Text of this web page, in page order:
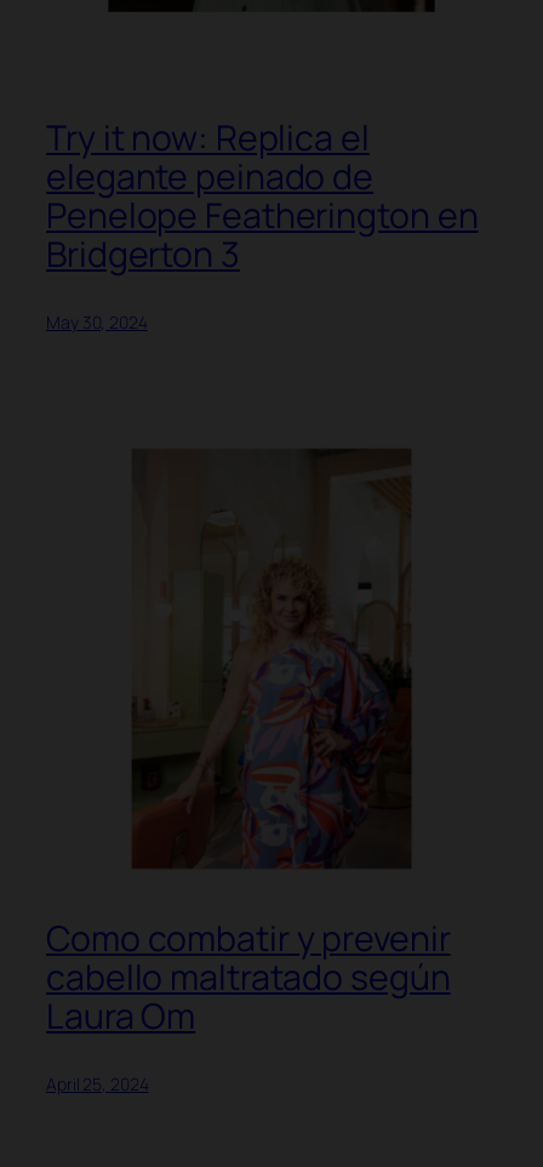
Try it now: Replica el
elegante peinado de
Penelope Featherington en
Bridgerton 3
May 30, 2024
Como combatir y prevenir
cabello maltratado según
Laura Om
April 25, 2024